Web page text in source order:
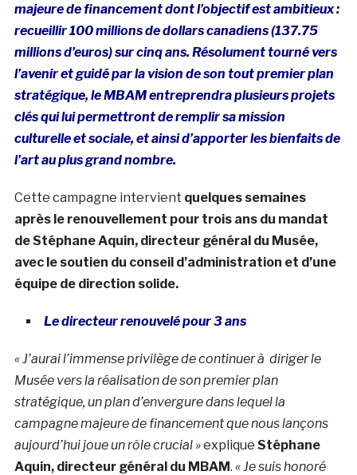
majeure de financement dont l’objectif est ambitieux :
recueillir 100 millions de dollars canadiens (137.75
millions d’euros) sur cinq ans. Résolument tourné vers
l’avenir et guidé par la vision de son tout premier plan
stratégique, le MBAM entreprendra plusieurs projets
clés qui lui permettront de remplir sa mission
culturelle et sociale, et ainsi d’apporter les bienfaits de
l’art au plus grand nombre.
Cette campagne intervient quelques semaines
après le renouvellement pour trois ans du mandat
de Stéphane Aquin, directeur général du Musée,
avec le soutien du conseil d’administration et d’une
équipe de direction solide.
Le directeur renouvelé pour 3 ans
« J’aurai l’immense privilège de continuer à diriger le
Musée vers la réalisation de son premier plan
stratégique, un plan d’envergure dans lequel la
campagne majeure de financement que nous lançons
aujourd’hui joue un rôle crucial »explique Stéphane
Aquin, directeur général du MBAM. « Je suis honoré